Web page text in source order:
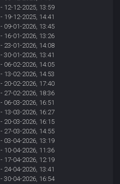
- 12-12-2025, 13:59
- 19-12-2025, 14:41
- 09-01-2026, 13:45
- 16-01-2026, 13:26
- 23-01-2026, 14:08
- 30-01-2026, 13:41
- 06-02-2026, 14:05
- 13-02-2026, 14:53
- 20-02-2026, 17:40
- 27-02-2026, 18:36
- 06-03-2026, 16:51
- 13-03-2026, 16:27
- 20-03-2026, 16:15
- 27-03-2026, 14:55
- 03-04-2026, 13:19
- 10-04-2026, 11:36
- 17-04-2026, 12:19
- 24-04-2026, 13:41
- 30-04-2026, 16:54